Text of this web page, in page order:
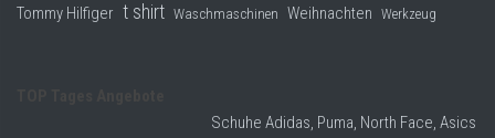
Tommy Hilfiger t shirt Waschmaschinen Weihnachten Werkzeug
Schuhe Adidas, Puma, North Face, Asics